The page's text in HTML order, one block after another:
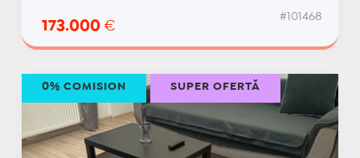
173.000 €
#101468
0% COMISION SUPER OFERTĂ